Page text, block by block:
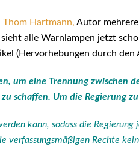
Thom Hart­mann, Autor
alle Warn­lam­pen jetzt
(Her­vor­he­bun­gen durch den
um eine Tren­nung zwi­schen
schaf­fen. Um die Regie­rung
kann, sodass die
ver­fas­sungs­mä­ßi­gen Rech­te